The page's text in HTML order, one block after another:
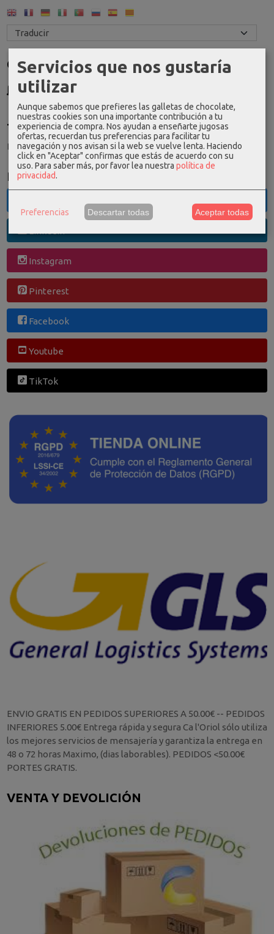
Costes de Envío
GRATIS *
Consultar Destinos
Tu Carrito (0)
El carrito de la compra está vacío
Redes Sociales
Instagram
Pinterest
Facebook
Youtube
TikTok
ENVIO GRATIS EN PEDIDOS SUPERIORES A 50.00€ -- PEDIDOS
INFERIORES 5.00€ Entrega rápida y segura Ca l'Oriol sólo utiliza
los mejores servicios de mensajería y garantiza la entrega en
48 o 72 horas Maximo, (dias laborables). PEDIDOS <50.00€
PORTES GRATIS.
VENTA Y DEVOLICIÓN
Servicios que nos gustaría
utilizar
Aunque sabemos que prefieres las galletas de chocolate,
nuestras cookies son una importante contribución a tu
experiencia de compra. Nos ayudan a enseñarte jugosas
ofertas, recuerdan tus preferencias para facilitar tu
navegación y nos avisan si la web se vuelve lenta. Haciendo
click en "Aceptar" confirmas que estás de acuerdo con su
uso. Para saber más, por favor lea nuestra política de
privacidad.
Preferencias Descartar todas Aceptar todas